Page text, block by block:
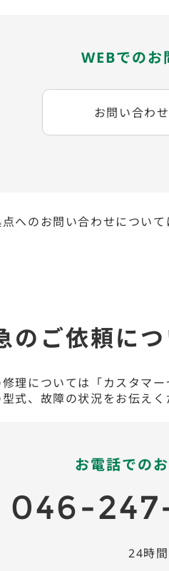
WEBでのお
お問い合わ
へのお問い合わせについて
のご依頼につ
理については「カスタマー
式、故障の状況をお伝えく
お電話での
046- 24時